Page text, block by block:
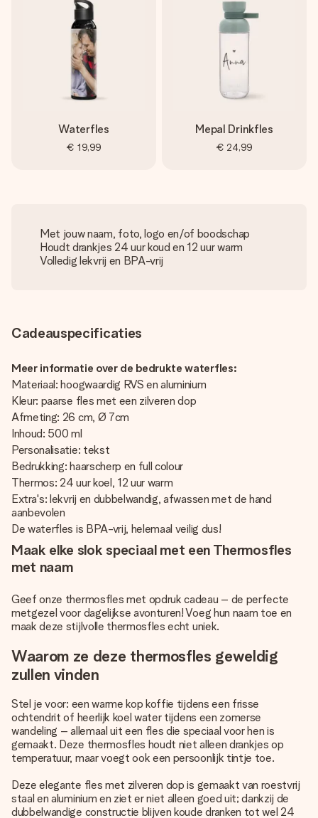
Waterfles
€ 19,99
Mepal Drinkfles
€ 24,99
Met jouw naam, foto, logo en/of boodschap
Houdt drankjes 24 uur koud en 12 uur warm
Volledig lekvrij en BPA-vrij
Cadeauspecificaties
Meer informatie over de bedrukte waterfles:
Materiaal: hoogwaardig RVS en aluminium
Kleur: paarse fles met een zilveren dop
Afmeting: 26 cm, Ø 7cm
Inhoud: 500 ml
Personalisatie: tekst
Bedrukking: haarscherp en full colour
Thermos: 24 uur koel, 12 uur warm
Extra's: lekvrij en dubbelwandig, afwassen met de hand
aanbevolen
De waterfles is BPA-vrij, helemaal veilig dus!
Maak elke slok speciaal met een Thermosfles
met naam
Geef onze thermosfles met opdruk cadeau – de perfecte
metgezel voor dagelijkse avonturen! Voeg hun naam toe en
maak deze stijlvolle thermosfles echt uniek.
Waarom ze deze thermosfles geweldig
zullen vinden
Stel je voor: een warme kop koffie tijdens een frisse
ochtendrit of heerlijk koel water tijdens een zomerse
wandeling – allemaal uit een fles die speciaal voor hen is
gemaakt. Deze thermosfles houdt niet alleen drankjes op
temperatuur, maar voegt ook een persoonlijk tintje toe.
Deze elegante fles met zilveren dop is gemaakt van roestvrij
staal en aluminium en ziet er niet alleen goed uit; dankzij de
dubbelwandige constructie blijven koude dranken tot wel 24